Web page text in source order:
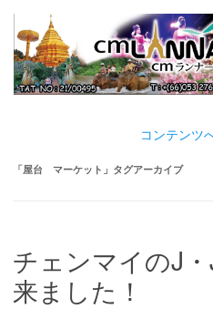
コンテンツ
「屋台 マーケット 」タグアーカイブ
チェンマイのJ
来ました！